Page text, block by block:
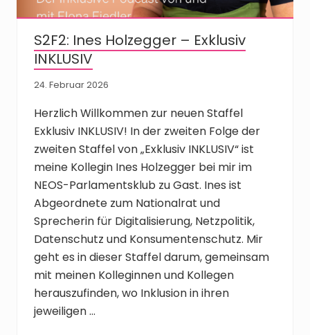
S2F2: Ines Holzegger – Exklusiv
INKLUSIV
24. Februar 2026
Herzlich Willkommen zur neuen Staffel
Exklusiv INKLUSIV! In der zweiten Folge der
zweiten Staffel von „Exklusiv INKLUSIV“ ist
meine Kollegin Ines Holzegger bei mir im
NEOS-Parlamentsklub zu Gast. Ines ist
Abgeordnete zum Nationalrat und
Sprecherin für Digitalisierung, Netzpolitik,
Datenschutz und Konsumentenschutz. Mir
geht es in dieser Staffel darum, gemeinsam
mit meinen Kolleginnen und Kollegen
herauszufinden, wo Inklusion in ihren
jeweiligen …